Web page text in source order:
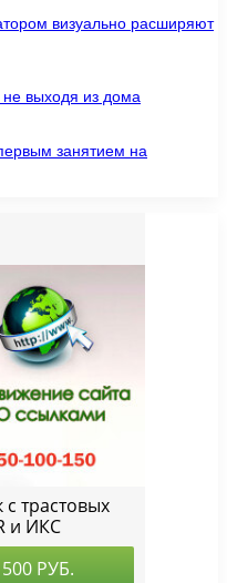
визуально расширяют
не выходя из дома
занятием на